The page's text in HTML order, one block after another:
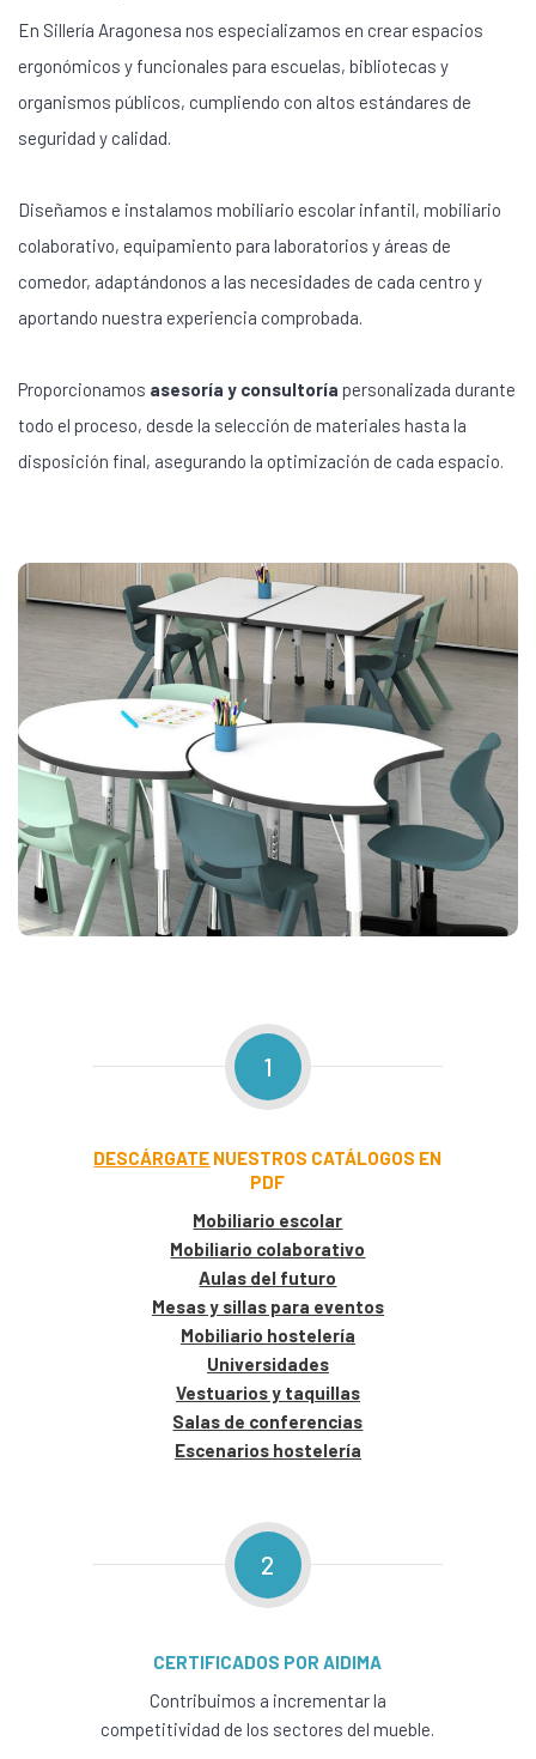
En Sillería Aragonesa nos especializamos en crear espacios
ergonómicos y funcionales para escuelas, bibliotecas y
organismos públicos, cumpliendo con altos estándares de
seguridad y calidad.
Diseñamos e instalamos mobiliario escolar infantil, mobiliario
colaborativo, equipamiento para laboratorios y áreas de
comedor, adaptándonos a las necesidades de cada centro y
aportando nuestra experiencia comprobada.
Proporcionamos asesoría y consultoría personalizada durante
todo el proceso, desde la selección de materiales hasta la
disposición final, asegurando la optimización de cada espacio.
1
DESCÁRGATE NUESTROS CATÁLOGOS EN
PDF
Mobiliario escolar
Mobiliario colaborativo
Aulas del futuro
Mesas y sillas para eventos
Mobiliario hostelería
Universidades
Vestuarios y taquillas
Salas de conferencias
Escenarios hostelería
2
CERTIFICADOS POR AIDIMA
Contribuimos a incrementar la
competitividad de los sectores del mueble.